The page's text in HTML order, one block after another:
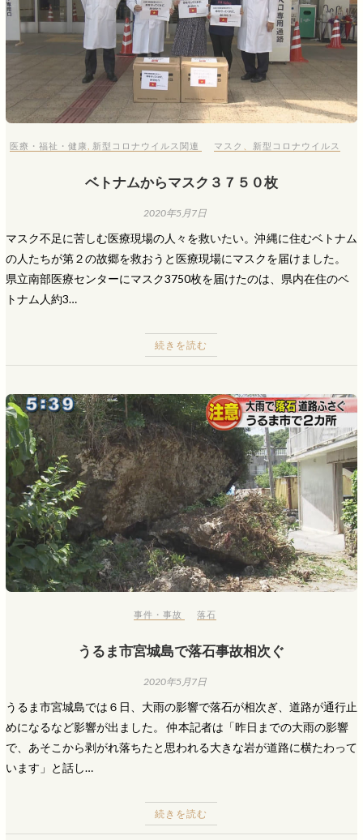
医療・福祉・健康 新型コロナウイルス関連 マスク 新型コロナウイルス
ベトナムからマスク３７５０枚
2020年5月7日
マスク不足に苦しむ医療現場の人々を救いたい。沖縄に住むベトナム
の人たちが第２の故郷を救おうと医療現場にマスクを届けました。
県立南部医療センターにマスク3750枚を届けたのは、県内在住のベ
トナム人約3…
続きを読む
事件・事故 落石
うるま市宮城島で落石事故相次ぐ
2020年5月7日
うるま市宮城島では６日、大雨の影響で落石が相次ぎ、道路が通行止
めになるなど影響が出ました。 仲本記者は「昨日までの大雨の影響
で、あそこから剥がれ落ちたと思われる大きな岩が道路に横たわって
います」と話し…
続きを読む